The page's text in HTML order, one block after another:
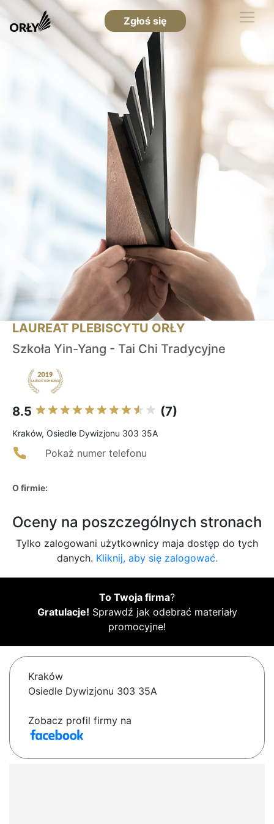
Zgłoś się
LAUREAT PLEBISCYTU ORŁY
Szkoła Yin-Yang - Tai Chi Tradycyjne
8.5 (7)
Kraków, Osiedle Dywizjonu 303 35A
Pokaż numer telefonu
O firmie:
Oceny na poszczególnych stronach
Tylko zalogowani użytkownicy maja dostęp do tych
danych. Kliknij, aby się zalogować.
To Twoja firma?
Gratulacje! Sprawdź jak odebrać materiały
promocyjne!
Kraków
Osiedle Dywizjonu 303 35A
Zobacz profil firmy na